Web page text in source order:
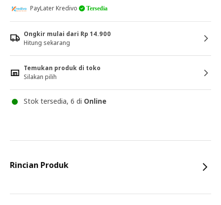
PayLater Kredivo Tersedia
Ongkir mulai dari Rp 14.900
Hitung sekarang
Temukan produk di toko
Silakan pilih
Stok tersedia, 6 di Online
Rincian Produk